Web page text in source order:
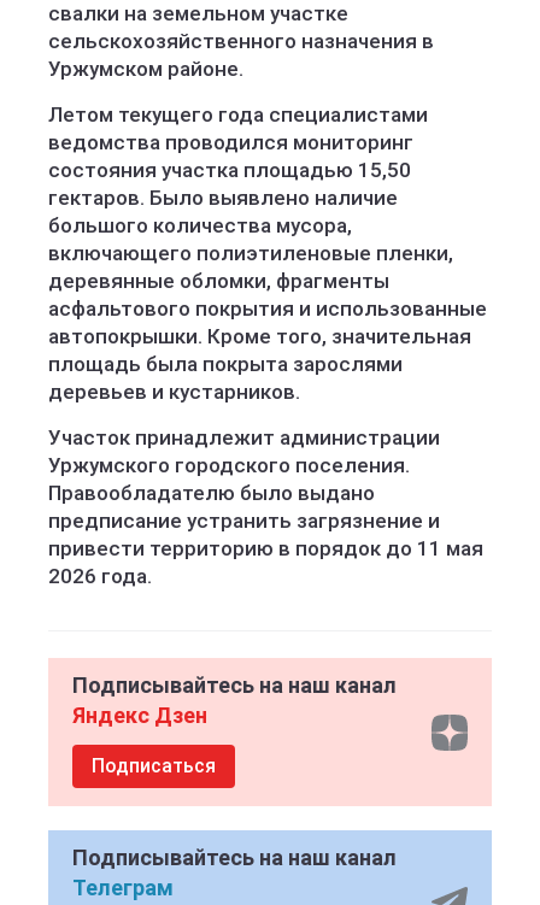
свалки на земельном участке
сельскохозяйственного назначения в
Уржумском районе.
Летом текущего года специалистами
ведомства проводился мониторинг
состояния участка площадью 15,50
гектаров. Было выявлено наличие
большого количества мусора,
включающего полиэтиленовые пленки,
деревянные обломки, фрагменты
асфальтового покрытия и использованные
автопокрышки. Кроме того, значительная
площадь была покрыта зарослями
деревьев и кустарников.
Участок принадлежит администрации
Уржумского городского поселения.
Правообладателю было выдано
предписание устранить загрязнение и
привести территорию в порядок до 11 мая
2026 года.
Подписывайтесь на наш канал
Яндекс Дзен
Подписаться
Подписывайтесь на наш канал
Телеграм